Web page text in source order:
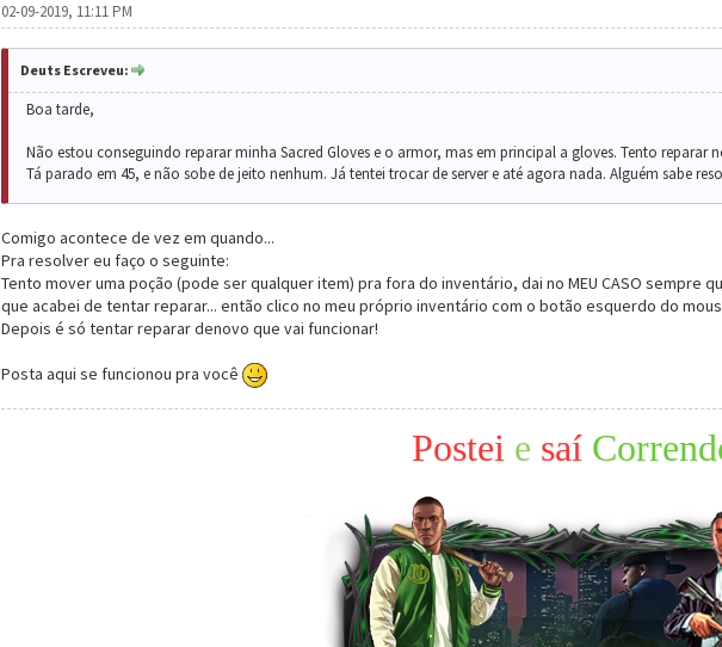
02-09-2019, 11:11 PM
Deuts Escreveu:
Boa tarde,
Não estou conseguindo reparar minha Sacred Gloves e o armor, mas em principal a gloves. Tento
Tá parado em 45, e não sobe de jeito nenhum. Já tentei trocar de server e até agora nada. Alguém sabe
Comigo acontece de vez em quando...
Pra resolver eu faço o seguinte:
Tento mover uma poção (pode ser qualquer item) pra fora do inventário, dai no MEU CASO
que acabei de tentar reparar... então clico no meu próprio inventário com o botão esquerdo do
Depois é só tentar reparar denovo que vai funcionar!
Posta aqui se funcionou pra você
Postei e saí